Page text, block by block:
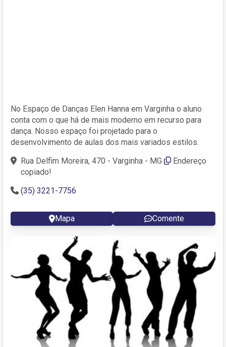
No Espaço de Danças Elen Hanna em Varginha o aluno
conta com o que há de mais moderno em recurso para
dança. Nosso espaço foi projetado para o
desenvolvimento de aulas dos mais variados estilos.
Rua Delfim Moreira, 470 - Varginha - MG
Endereço
copiado!
(35) 3221-7756
Mapa Comente